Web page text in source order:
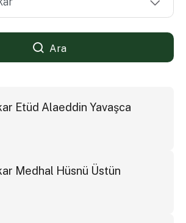
Ara
Etüd Alaeddin Yavaşca
Medhal Hüsnü Üstün